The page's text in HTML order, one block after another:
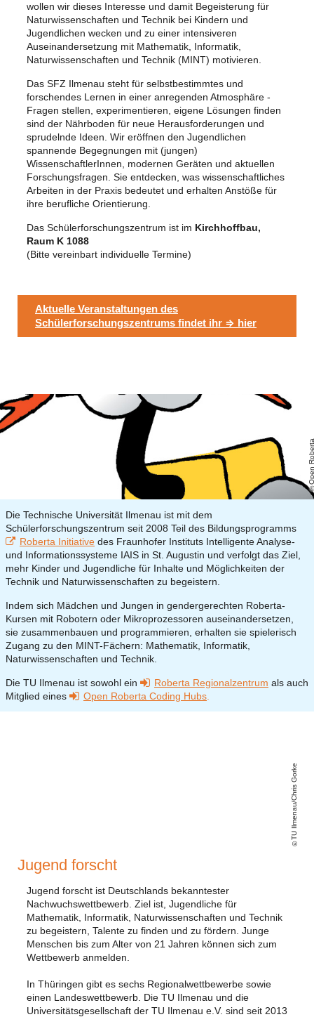
wollen wir dieses Interesse und damit Begeisterung für
Naturwissenschaften und Technik bei Kindern und
Jugendlichen wecken und zu einer intensiveren
Auseinandersetzung mit Mathematik, Informatik,
Naturwissenschaften und Technik (MINT) motivieren.
Das SFZ Ilmenau steht für selbstbestimmtes und
forschendes Lernen in einer anregenden Atmosphäre -
Fragen stellen, experimentieren, eigene Lösungen finden
sind der Nährboden für neue Herausforderungen und
sprudelnde Ideen. Wir eröffnen den Jugendlichen
spannende Begegnungen mit (jungen)
WissenschaftlerInnen, modernen Geräten und aktuellen
Forschungsfragen. Sie entdecken, was wissenschaftliches
Arbeiten in der Praxis bedeutet und erhalten Anstöße für
ihre berufliche Orientierung.
Das Schülerforschungszentrum ist im Kirchhoffbau,
Raum K 1088
(Bitte vereinbart individuelle Termine)
Aktuelle Veranstaltungen des
Schülerforschungszentrums findet ihr ⇒ hier
Open
Die Technische Universität Ilmenau ist mit dem
Schülerforschungszentrum seit 2008 Teil des Bildungsprogramms
Roberta Initiative des Fraunhofer Instituts Intelligente Analyse-
und Informationssysteme IAIS in St. Augustin und verfolgt das Ziel,
mehr Kinder und Jugendliche für Inhalte und Möglichkeiten der
Technik und Naturwissenschaften zu begeistern.
Indem sich Mädchen und Jungen in gendergerechten Roberta-
Kursen mit Robotern oder Mikroprozessoren auseinandersetzen,
sie zusammenbauen und programmieren, erhalten sie spielerisch
Zugang zu den MINT-Fächern: Mathematik, Informatik,
Naturwissenschaften und Technik.
Die TU Ilmenau ist sowohl ein Roberta Regionalzentrum als auch
Mitglied eines
Open Roberta Coding Hubs
TU Ilmenau/Chris Gorke
Jugend forscht
Jugend forscht ist Deutschlands bekanntester
Nachwuchswettbewerb. Ziel ist, Jugendliche für
Mathematik, Informatik, Naturwissenschaften und Technik
zu begeistern, Talente zu finden und zu fördern. Junge
Menschen bis zum Alter von 21 Jahren können sich zum
Wettbewerb anmelden.
In Thüringen gibt es sechs Regionalwettbewerbe sowie
einen Landeswettbewerb. Die TU Ilmenau und die
Universitätsgesellschaft der TU Ilmenau e.V. sind seit 2013